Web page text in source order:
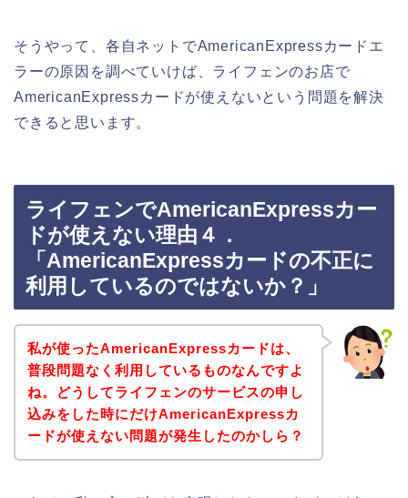
そうやって、各自ネットでAmericanExpressカードエ
ラーの原因を調べていけば、ライフェンのお店で
AmericanExpressカードが使えないという問題を解決
できると思います。
ライフェンでAmericanExpressカー
ドが使えない理由４．
「AmericanExpressカードの不正に
利用しているのではないか？」
私が使ったAmericanExpressカードは、
普段問題なく利用しているものなんですよ
ね。どうしてライフェンのサービスの申し
込みをした時にだけAmericanExpressカ
ードが使えない問題が発生したのかしら？